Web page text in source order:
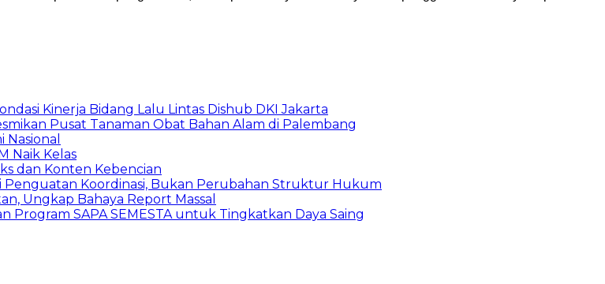
Kinerja Bidang Lalu Lintas Dishub DKI Jakarta
Pusat Tanaman Obat Bahan Alam di Palembang
Naik Kelas
dan Konten Kebencian
Penguatan Koordinasi, Bukan Perubahan Struktur Hukum
Ungkap Bahaya Report Massal
SAPA SEMESTA untuk Tingkatkan Daya Saing